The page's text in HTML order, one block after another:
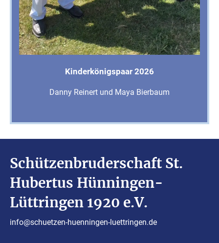
Kinderkönigspaar 2026
Danny Reinert und Maya Bierbaum
Schützenbruderschaft St.
Hubertus Hünningen-
Lüttringen 1920 e.V.
info@schuetzen-huenningen-luettringen.de